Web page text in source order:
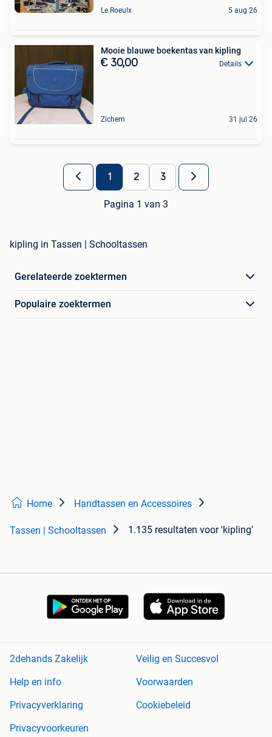
Le Roeulx 5 aug 26
Mooie blauwe boekentas van kipling
€ 30,00 Details
Zichem 31 jul 26
1 2 3
Pagina 1 van 3
kipling in Tassen | Schooltassen
Gerelateerde zoektermen
Populaire zoektermen
Home Handtassen en Accessoires
Tassen | Schooltassen 1.135 resultaten voor 'kipling'
2dehands Zakelijk
Veilig en Succesvol
Help en info
Voorwaarden
Privacyverklaring
Cookiebeleid
Privacyvoorkeuren